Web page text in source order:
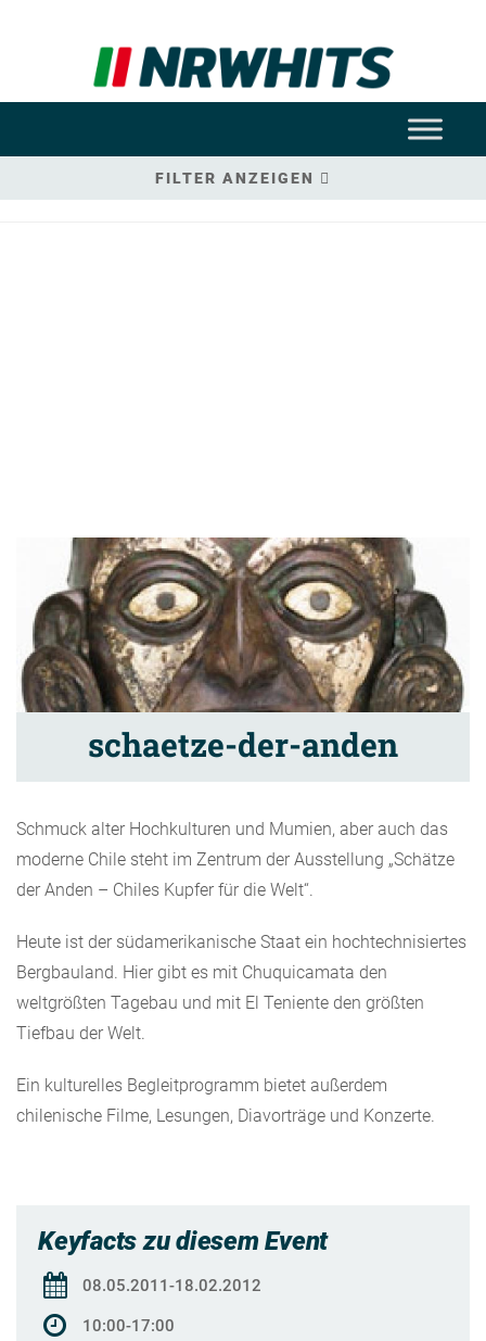
FILTER ANZEIGEN
schaetze-der-anden
Schmuck alter Hochkulturen und Mumien, aber auch das
moderne Chile steht im Zentrum der Ausstellung „Schätze
der Anden – Chiles Kupfer für die Welt“.
Heute ist der südamerikanische Staat ein hochtechnisiertes
Bergbauland. Hier gibt es mit Chuquicamata den
weltgrößten Tagebau und mit El Teniente den größten
Tiefbau der Welt.
Ein kulturelles Begleitprogramm bietet außerdem
chilenische Filme, Lesungen, Diavorträge und Konzerte.
Keyfacts zu diesem Event
08.05.2011-18.02.2012
10:00-17:00